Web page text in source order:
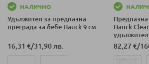
НАЛИЧНО
Удължител за предпазна
преграда за бебе Hauck 9 см
16,31 €/31,90 лв.
Предпазна
Hauck
удължител
82,27 €/